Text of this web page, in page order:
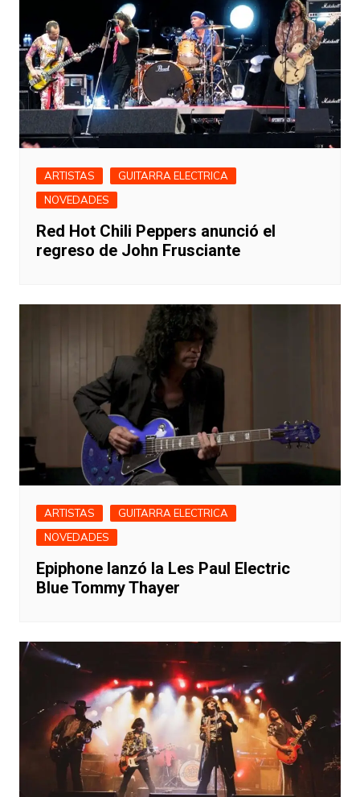
ARTISTAS
GUITARRA ELECTRICA
NOVEDADES
Red Hot Chili Peppers anunció el
regreso de John Frusciante
ARTISTAS
GUITARRA ELECTRICA
NOVEDADES
Epiphone lanzó la Les Paul Electric
Blue Tommy Thayer